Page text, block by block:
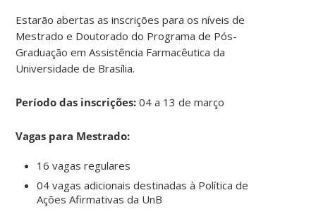
Estarão abertas as inscrições para os níveis de
Mestrado e Doutorado do Programa de Pós-
Graduação em Assistência Farmacêutica da
Universidade de Brasília.
Período das inscrições: 04 a 13 de março
Vagas para Mestrado:
16 vagas regulares
04 vagas adicionais destinadas à Política de
Ações Afirmativas da UnB